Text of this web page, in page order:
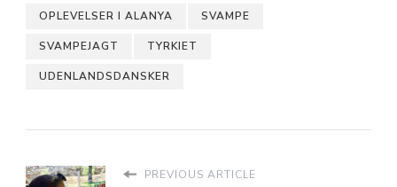
OPLEVELSER I ALANYA SVAMPE
SVAMPEJAGT TYRKIET
UDENLANDSDANSKER
PREVIOUS ARTICLE